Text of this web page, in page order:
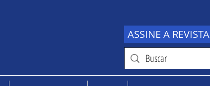
ASSINE A REVISTA